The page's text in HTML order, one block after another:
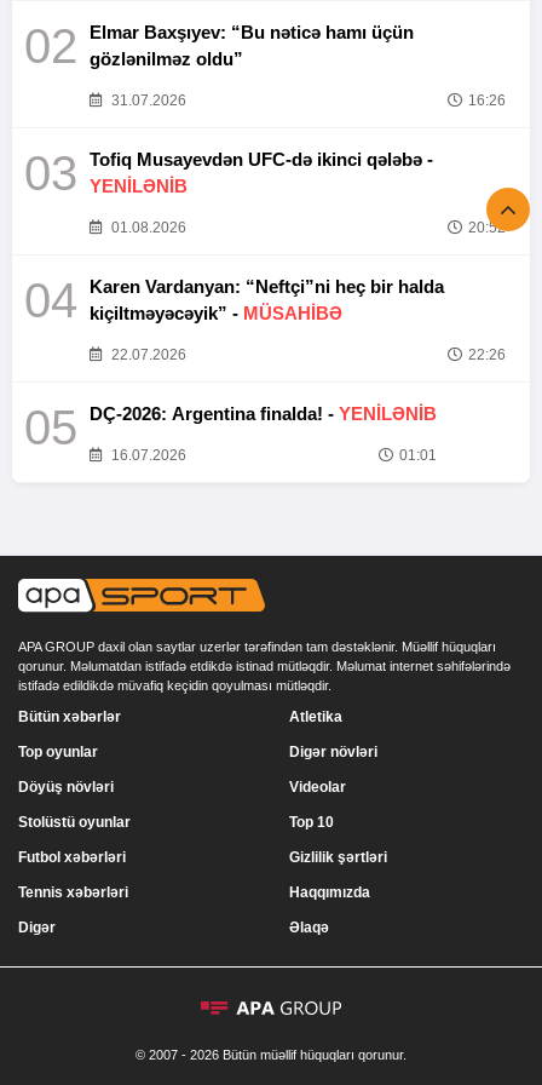
02
Elmar Baxşıyev: “Bu nəticə hamı üçün
gözlənilməz oldu”
31.07.2026 16:26
03
Tofiq Musayevdən UFC-də ikinci qələbə -
YENİLƏNİB
01.08.2026 20:52
04
Karen Vardanyan: “Neftçi”ni heç bir halda
kiçiltməyəcəyik” - MÜSAHİBƏ
22.07.2026 22:26
05 DÇ-2026: Argentina finalda! - YENİLƏNİB
16.07.2026 01:01
APA GROUP daxil olan saytlar uzerlər tərəfindən tam dəstəklənir. Müəllif hüquqları
qorunur. Məlumatdan istifadə etdikdə istinad mütləqdir. Məlumat internet səhifələrində
istifadə edildikdə müvafiq keçidin qoyulması mütləqdir.
Bütün xəbərlər
Top oyunlar
Döyüş növləri
Stolüstü oyunlar
Atletika
Digər növləri
Videolar
Top 10
Futbol xəbərləri
Tennis xəbərləri
Digər
Gizlilik şərtləri
Haqqımızda
Əlaqə
© 2007 - 2026 Bütün müəllif hüquqları qorunur.